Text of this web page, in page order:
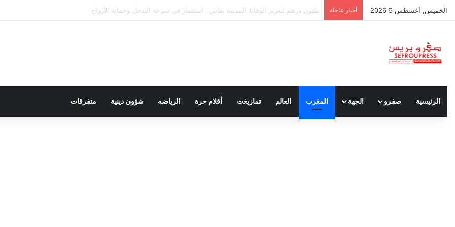
الخميس, أغسطس 6 2026 أخبار عاجلة مختبر الشرطة العلمية المغربي ينال الاعتماد الدولي في جميع تخصصاته
الرئيسية صفرو الجهة المغرب العالم تمازيغت أقلام حرة الرياضه شؤون دينية متفرقات